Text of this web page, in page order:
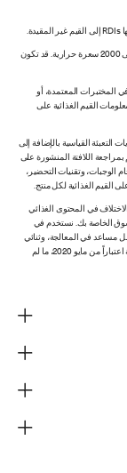
تستند النسبة المئوية للقيم الغذائية اليومية (DV) إلى نظام غذائي يحتوي على 2000 سعرة حرارية. قد تكون
المختبرات المعتمدة، أو
القيم الغذائية على
القياسية بالإضافة إلى
اللافتة المنشورة على
الوجبات، وتقنيات التحضير،
القيم الغذائية لكل منتج.
في المحتوى الغذائي
الخاصة بك. نستخدم في
في المعالجة، وثنائي
ميثيل بولي سيلوكسين لتقليل تناثر الزيت عند الطهي. هذه المعلومات صحيحة اعتباراً من مايو 2020، ما لم